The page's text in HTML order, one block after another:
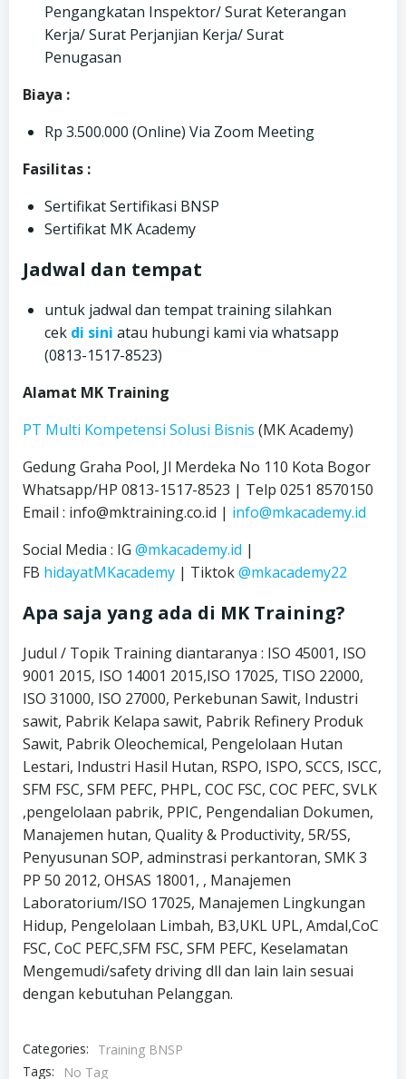
Pengangkatan Inspektor/ Surat Keterangan
Kerja/ Surat Perjanjian Kerja/ Surat
Penugasan
Biaya :
Rp 3.500.000 (Online) Via Zoom Meeting
Fasilitas :
Sertifikat Sertifikasi BNSP
Sertifikat MK Academy
Jadwal dan tempat
untuk jadwal dan tempat training silahkan
cek di sini atau hubungi kami via whatsapp
(0813-1517-8523)
Alamat MK Training
PT Multi Kompetensi Solusi Bisnis (MK Academy)
Gedung Graha Pool, Jl Merdeka No 110 Kota Bogor
Whatsapp/HP 0813-1517-8523 | Telp 0251 8570150
Email : info@mktraining.co.id | info@mkacademy.id
Social Media : IG @mkacademy.id |
FB hidayatMKacademy | Tiktok@mkacademy22
Apa saja yang ada di MK Training?
Judul / Topik Training diantaranya : ISO 45001, ISO
9001 2015, ISO 14001 2015,ISO 17025, TISO 22000,
ISO 31000, ISO 27000, Perkebunan Sawit, Industri
sawit, Pabrik Kelapa sawit, Pabrik Refinery Produk
Sawit, Pabrik Oleochemical, Pengelolaan Hutan
Lestari, Industri Hasil Hutan, RSPO, ISPO, SCCS, ISCC,
SFM FSC, SFM PEFC, PHPL, COC FSC, COC PEFC, SVLK
,pengelolaan pabrik, PPIC, Pengendalian Dokumen,
Manajemen hutan, Quality & Productivity, 5R/5S,
Penyusunan SOP, adminstrasi perkantoran, SMK 3
PP 50 2012, OHSAS 18001, , Manajemen
Laboratorium/ISO 17025, Manajemen Lingkungan
Hidup, Pengelolaan Limbah, B3,UKL UPL, Amdal,CoC
FSC, CoC PEFC,SFM FSC, SFM PEFC, Keselamatan
Mengemudi/safety driving dll dan lain lain sesuai
dengan kebutuhan Pelanggan.
Categories:
Training BNSP
Tags:
No Tag